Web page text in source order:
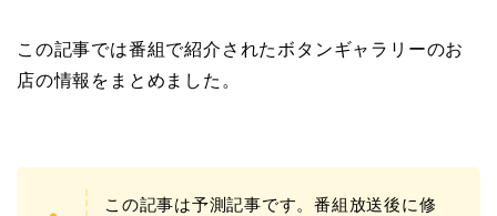
この記事では番組で紹介されたボタンギャラリーのお
店の情報をまとめました。
この記事は予測記事です。番組放送後に修